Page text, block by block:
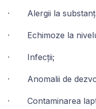
· Alergii la
· Echimoze la
· Infecții;
· Anomalii de
· Contaminarea